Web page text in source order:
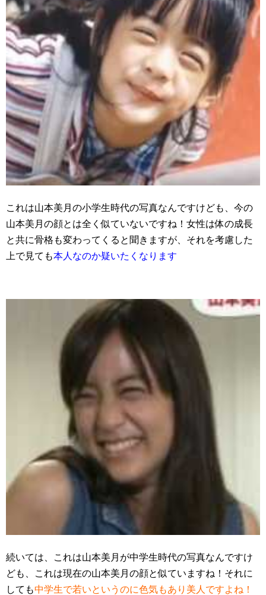
これは山本美月の小学生時代の写真なんですけども、今の
山本美月の顔とは全く似ていないですね！女性は体の成長
と共に骨格も変わってくると聞きますが、それを考慮した
上で見ても本人なのか疑いたくなります
続いては、これは山本美月が中学生時代の写真なんですけ
ども、これは現在の山本美月の顔と似ていますね！それに
しても中学生で若いというのに色気もあり美人ですよね！